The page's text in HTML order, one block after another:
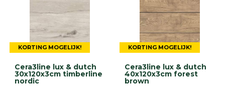
KORTING MOGELIJK!
Cera3line lux & dutch
30x120x3cm timberline
nordic
KORTING MOGELIJK!
Cera3line lux & dutch
40x120x3cm forest
brown